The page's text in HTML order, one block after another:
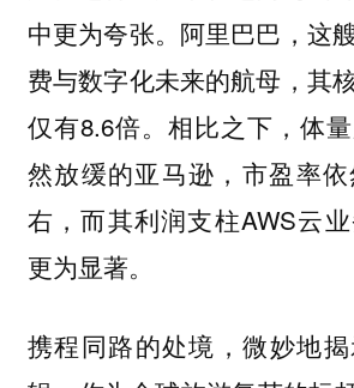
中更为夸张。阿里巴巴，这
费与数字化未来的航母，其
仅有8.6倍。相比之下，体
然放缓的亚马逊，市盈率
右，而其利润支柱AWS云
更为显著。
携程同路的处境，微妙地